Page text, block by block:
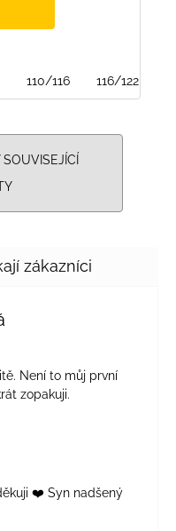
110/116 116/122
5 z 5 hvězdiček.
Není to můj první
zopakuji.
5 z 5 hvězdiček.
❤️ Syn nadšený